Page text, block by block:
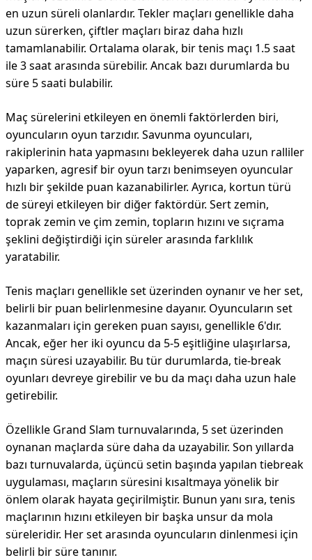
en uzun süreli olanlardır. Tekler maçları genellikle daha
uzun sürerken, çiftler maçları biraz daha hızlı
tamamlanabilir. Ortalama olarak, bir tenis maçı 1.5 saat
ile 3 saat arasında sürebilir. Ancak bazı durumlarda bu
süre 5 saati bulabilir.
Maç sürelerini etkileyen en önemli faktörlerden biri,
oyuncuların oyun tarzıdır. Savunma oyuncuları,
rakiplerinin hata yapmasını bekleyerek daha uzun ralliler
yaparken, agresif bir oyun tarzı benimseyen oyuncular
hızlı bir şekilde puan kazanabilirler. Ayrıca, kortun türü
de süreyi etkileyen bir diğer faktördür. Sert zemin,
toprak zemin ve çim zemin, topların hızını ve sıçrama
şeklini değiştirdiği için süreler arasında farklılık
yaratabilir.
Tenis maçları genellikle set üzerinden oynanır ve her set,
belirli bir puan belirlenmesine dayanır. Oyuncuların set
kazanmaları için gereken puan sayısı, genellikle 6'dır.
Ancak, eğer her iki oyuncu da 5-5 eşitliğine ulaşırlarsa,
maçın süresi uzayabilir. Bu tür durumlarda, tie-break
oyunları devreye girebilir ve bu da maçı daha uzun hale
getirebilir.
Özellikle Grand Slam turnuvalarında, 5 set üzerinden
oynanan maçlarda süre daha da uzayabilir. Son yıllarda
bazı turnuvalarda, üçüncü setin başında yapılan tiebreak
uygulaması, maçların süresini kısaltmaya yönelik bir
önlem olarak hayata geçirilmiştir. Bunun yanı sıra, tenis
maçlarının hızını etkileyen bir başka unsur da mola
süreleridir. Her set arasında oyuncuların dinlenmesi için
belirli bir süre tanınır.